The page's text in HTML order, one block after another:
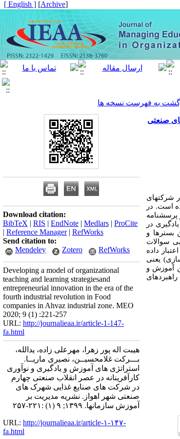
[
Archive
]
[ English ]
به فهرست نسخه ها
صنعتی
شرکت­های
است. در
آموزش و یادگیری سازمانی واتکینس و همکاران (1996) و پرسشنامه
در
بسترها و
سوالات
اعتبار داده
یعنی
آموزش و
راهبردهای
Download citation:
BibTeX | RIS | EndNote | Medlars | ProCite
| Reference Manager| RefWorks
Send citation to:
Mendeley
Zotero RefWorks
Developing a model of organizational
teaching and learning strategiesand
entrepreneurial innovation in the era of the
fourth industrial revolution in Food
companies in Ahvaz industrial zone. MEO
2020; 9 (1) :221-257
URL: http://journalieaa.ir/article-1-147-
fa.html
هیبت اله پور زهرا، مهرعلی زاده، یدالله،
بـــرکت غلامحسیــن، نصیری ماریــا.
استراتژی های آموزش و یادگیری و نوآوری
کارآفرینانه در عصر انقلاب صنعتی چهارم
در شرکت های صنایع غذایی شهرک های
صنعتی شهر اهواز. نشریه مديريت بر
آموزش سازمانها. ۱۳۹۹; ۹ (۱) :۲۲۱-۲۵۷
URL: http://journalieaa.ir/article-۱-۱۴۷-
fa.html